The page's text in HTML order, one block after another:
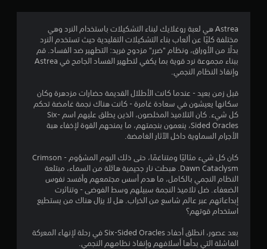
ن
إ
ج
ا
ل
1
1
6
م
Astrea هي لعبة روغلايك لبناء التشكيلات باستخدام النرد وهي
مختلفة كليًا عن ألعاب بناء التشكيلات التقليدية حيث تستخدم النرد
بدلًا من الأوراق، ونظام "ضرر" مزدوج فريد: التطهير ضد الفساد. قم
ببناء مجموعة نرد قوية بما يكفي لتطهير الفساد الجامح في Astrea
وإنقاذ النظام النجمي.
قبل زمن بعيد - عندما كانت الأطلال القديمة حضارات مزدهرة وكان
سكانها يعيشون في سعادة غامرة - كانت هناك نجمة غامضة تحكم
كل شيء. كان التلاميذ المخلصون، الذين يطلق عليهم اسم Six-
Sided Oracles، ينعمون بنجمتهم، ما يمنحهم القوة لإخفاء هبة
الأجرام السماوية داخل الآثار الغامضة.
كان كل شيء مثاليًا ومتناغمًا، حتى ذلك اليوم المشؤوم - Crimson
Dawn Cataclysm. هبطت نار جحيمية هائلة من السماء، مبتلعة
النظام النجمي بالكامل، ما هدم أسس مجتمعهم وأفسد نفوس
الضعفاء. ضل تلاميذ النجمة سبيلهم وسط الفوضى - وتناثرت
إبداعاتهم عبر عالم شاسع من الخراب. هل لا يزال هناك من يستطيع
استخدام قوتهم؟
بعد عصور، انطلق أحفاد Six-Sided Oracles في رحلة لإنهاء المعركة
الفاشلة التي بدأها أسلافهم وإنقاذ نظامهم النجمي.